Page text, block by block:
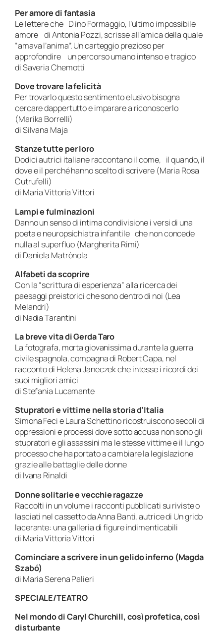
Per amore di fantasia
Le lettere che D ino Formaggio, l’ultimo impossibile
amore di Antonia Pozzi, scrisse all’amica della quale
“amava l’anima”. Un carteggio prezioso per
approfondire un percorso umano intenso e tragico
di Saveria Chemotti
Dove trovare la felicità
Per trovarlo questo sentimento elusivo bisogna
cercare dappertutto e imparare a riconoscerlo
(Marika Borrelli)
di Silvana Maja
Stanze tutte per loro
Dodici autrici italiane raccontano il come, il quando, il
dove e il perché hanno scelto di scrivere (Maria Rosa
Cutrufelli)
di Maria Vittoria Vittori
Lampi e fulminazioni
Danno un senso di intima condivisione i versi di una
poeta e neuropsichiatra infantile che non concede
nulla al superfluo (Margherita Rimi)
di Daniela Matrònola
Alfabeti da scoprire
Con la “scrittura di esperienza” alla ricerca dei
paesaggi preistorici che sono dentro di noi (Lea
Melandri)
di Nadia Tarantini
La breve vita di Gerda Taro
La fotografa, morta giovanissima durante la guerra
civile spagnola, compagna di Robert Capa, nel
racconto di Helena Janeczek che intesse i ricordi dei
suoi migliori amici
di Stefania Lucamante
Stupratori e vittime nella storia d’Italia
Simona Feci e Laura Schettino ricostruiscono secoli di
oppressioni e processi dove sotto accusa non sono gli
stupratori e gli assassini ma le stesse vittime e il lungo
processo che ha portato a cambiare la legislazione
grazie alle battaglie delle donne
di Ivana Rinaldi
Donne solitarie e vecchie ragazze
Raccolti in un volume i racconti pubblicati su riviste o
lasciati nel cassetto da Anna Banti, autrice di Un grido
lacerante: una galleria di figure indimenticabili
di Maria Vittoria Vittori
Cominciare a scrivere in un gelido inferno (Magda
Szabó)
di Maria Serena Palieri
SPECIALE/TEATRO
Nel mondo di Caryl Churchill, così profetica, così
disturbante